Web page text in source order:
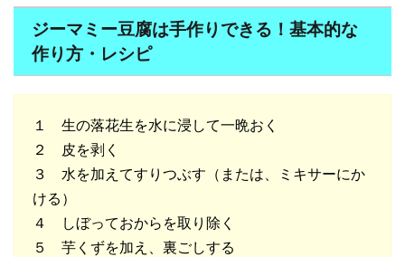
ジーマミー豆腐は手作りできる！基本的な
作り方・レシピ
１ 生の落花生を水に浸して一晩おく
２ 皮を剥く
３ 水を加えてすりつぶす（または、ミキサーにか
ける）
４ しぼっておからを取り除く
５ 芋くずを加え、裏ごしする